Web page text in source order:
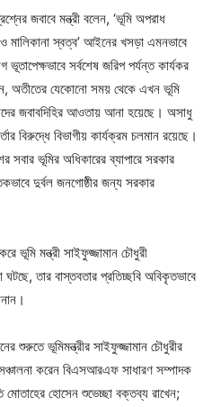
জবাবে মন্ত্রী বলেন, ‘ভূমি অপরাধ
মালিকানা স্বত্ব’ আইনের খসড়া এমনভাবে
সর্বশেষ জরিপ পর্যন্ত কার্যকর
অতীতের যেকোনো সময় থেকে এখন ভূমি
জবাবদিহির আওতায় আনা হয়েছে। অসাধু
বিরুদ্ধে বিভাগীয় কার্যক্রম চলমান রয়েছে।
সবার ভূমির অধিকারের ব্যাপারে সরকার
দুর্বল জনগোষ্ঠীর জন্য সরকার
ভূমি মন্ত্রী সাইফুজ্জামান চৌধুরী
ঘটছে, তার বাস্তবতার প্রতিচ্ছবি অবিকৃতভাবে
শুরুতে ভূমিমন্ত্রীর সাইফুজ্জামান চৌধুরীর
করেন বিএসআরএফ সাধারণ সম্পাদক
হোসেন শুভেচ্ছা বক্তব্য রাখেন;